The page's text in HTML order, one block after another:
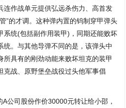
连作战单元提供弘远杀伤力、高首发
”的才调。这种弹内置的钨制穿甲弹头
系统(包括副作用装甲)，同期还能败坏
统。与其他导弹不同的是，该弹头中
所具有的刚劲动能来败坏坦克的装甲
克战、原野堡垒战役过头他军事倡
公司股份作价30000元转让给小邵，